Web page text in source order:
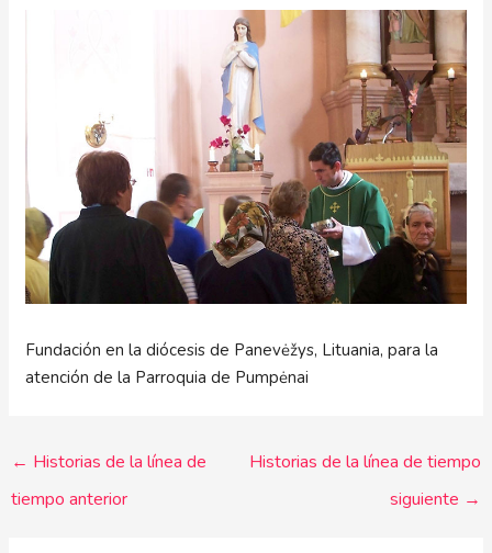
Fundación en la diócesis de Panevėžys, Lituania, para la
atención de la Parroquia de Pumpėnai
← Historias de la línea de
tiempo anterior
Historias de la línea de tiempo
siguiente →